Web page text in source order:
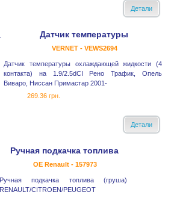
Детали
Датчик температуры
VERNET - VEWS2694
Датчик температуры охлаждающей жидкости (4
контакта) на 1.9/2.5dCI Рено Трафик, Опель
Виваро, Ниссан Примастар 2001-
269.36 грн.
Детали
Ручная подкачка топлива
OE Renault - 157973
Ручная подкачка топлива (груша)
RENAULT/CITROEN/PEUGEOT